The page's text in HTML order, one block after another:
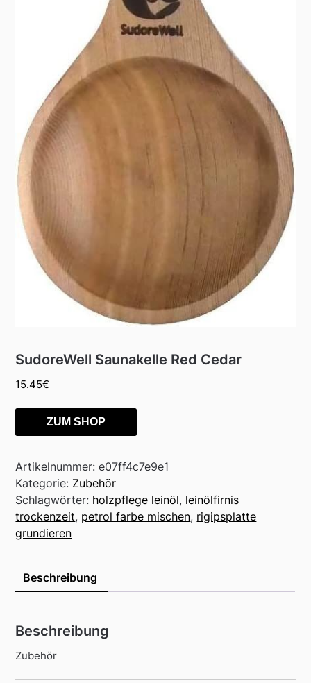
SudoreWell Saunakelle Red Cedar
15.45€
ZUM SHOP
Artikelnummer:e07ff4c7e9e1
Kategorie: Zubehör
Schlagwörter: holzpflege leinöl, leinölfirnis
trockenzeit, petrol farbe mischen, rigipsplatte
grundieren
Beschreibung
Beschreibung
Zubehör